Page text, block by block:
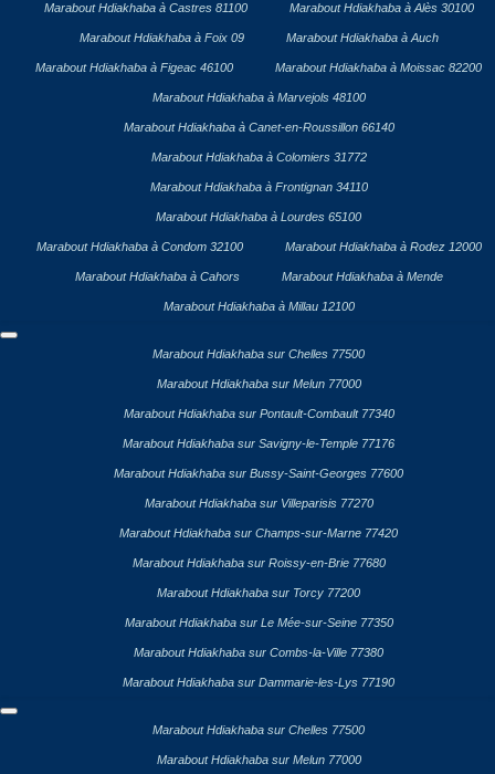
Marabout Hdiakhaba à Castres 81100 Marabout Hdiakhaba à Alès 30100
Marabout Hdiakhaba à Foix 09 Marabout Hdiakhaba à Auch
Marabout Hdiakhaba à Figeac 46100 Marabout Hdiakhaba à Moissac 82200
Marabout Hdiakhaba à Marvejols 48100
Marabout Hdiakhaba à Canet-en-Roussillon 66140
Marabout Hdiakhaba à Colomiers 31772
Marabout Hdiakhaba à Frontignan 34110
Marabout Hdiakhaba à Lourdes 65100
Marabout Hdiakhaba à Condom 32100 Marabout Hdiakhaba à Rodez 12000
Marabout Hdiakhaba à Cahors Marabout Hdiakhaba à Mende
Marabout Hdiakhaba à Millau 12100
Marabout Hdiakhaba sur Chelles 77500
Marabout Hdiakhaba sur Melun 77000
Marabout Hdiakhaba sur Pontault-Combault 77340
Marabout Hdiakhaba sur Savigny-le-Temple 77176
Marabout Hdiakhaba sur Bussy-Saint-Georges 77600
Marabout Hdiakhaba sur Villeparisis 77270
Marabout Hdiakhaba sur Champs-sur-Marne 77420
Marabout Hdiakhaba sur Roissy-en-Brie 77680
Marabout Hdiakhaba sur Torcy 77200
Marabout Hdiakhaba sur Le Mée-sur-Seine 77350
Marabout Hdiakhaba sur Combs-la-Ville 77380
Marabout Hdiakhaba sur Dammarie-les-Lys 77190
Marabout Hdiakhaba sur Chelles 77500
Marabout Hdiakhaba sur Melun 77000